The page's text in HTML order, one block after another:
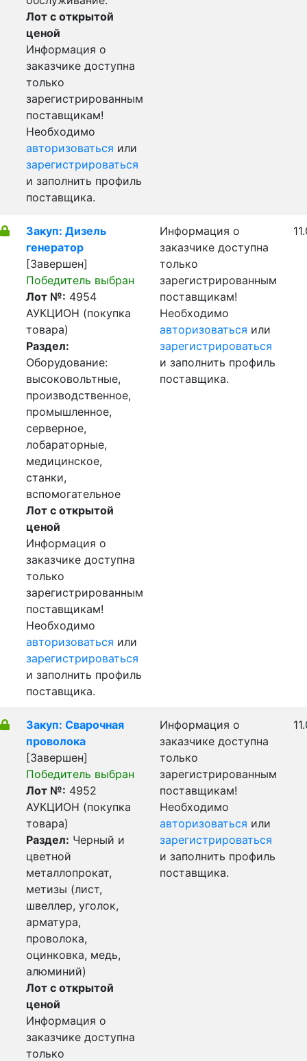
Лот с открытой
ценой
Информация о
заказчике доступна
только
зарегистрированным
поставщикам!
Необходимо
авторизоваться или
зарегистрироваться
и заполнить профиль
поставщика.
Закуп: Дизель
генератор
[Завершен]
Победитель выбран
Лот №: 4954
АУКЦИОН (покупка
товара)
Раздел:
Оборудование:
высоковольтные,
производственное,
промышленное,
серверное,
лобараторные,
медицинское,
станки,
вспомогательное
Лот с открытой
ценой
Информация о
заказчике доступна
только
зарегистрированным
поставщикам!
Необходимо
авторизоваться или
зарегистрироваться
и заполнить профиль
поставщика.
Информация о
заказчике доступна
только
зарегистрированным
поставщикам!
Необходимо
авторизоваться или
зарегистрироваться
и заполнить профиль
поставщика.
Закуп: Сварочная
проволока
[Завершен]
Победитель выбран
Лот №: 4952
АУКЦИОН (покупка
товара)
Раздел: Черный и
цветной
металлопрокат,
метизы (лист,
швеллер, уголок,
арматура,
проволока,
оцинковка, медь,
алюминий)
Лот с открытой
ценой
Информация о
заказчике доступна
только
Информация о
заказчике доступна
только
зарегистрированным
поставщикам!
Необходимо
авторизоваться или
зарегистрироваться
и заполнить профиль
поставщика.